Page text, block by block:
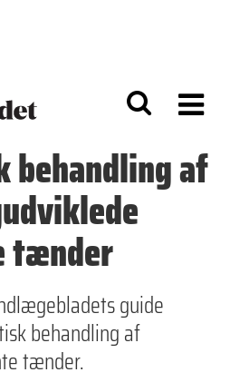
behandling af
tænder
guide
behandling af
tænder.